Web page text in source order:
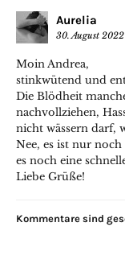
Aurelia
30. August 2022
Moin Andrea,
stinkwütend und
Die Blödheit
nachvollziehen,
nicht wässern darf,
Nee, es ist nur
es noch eine
Liebe Grüße!
Kommentare sind